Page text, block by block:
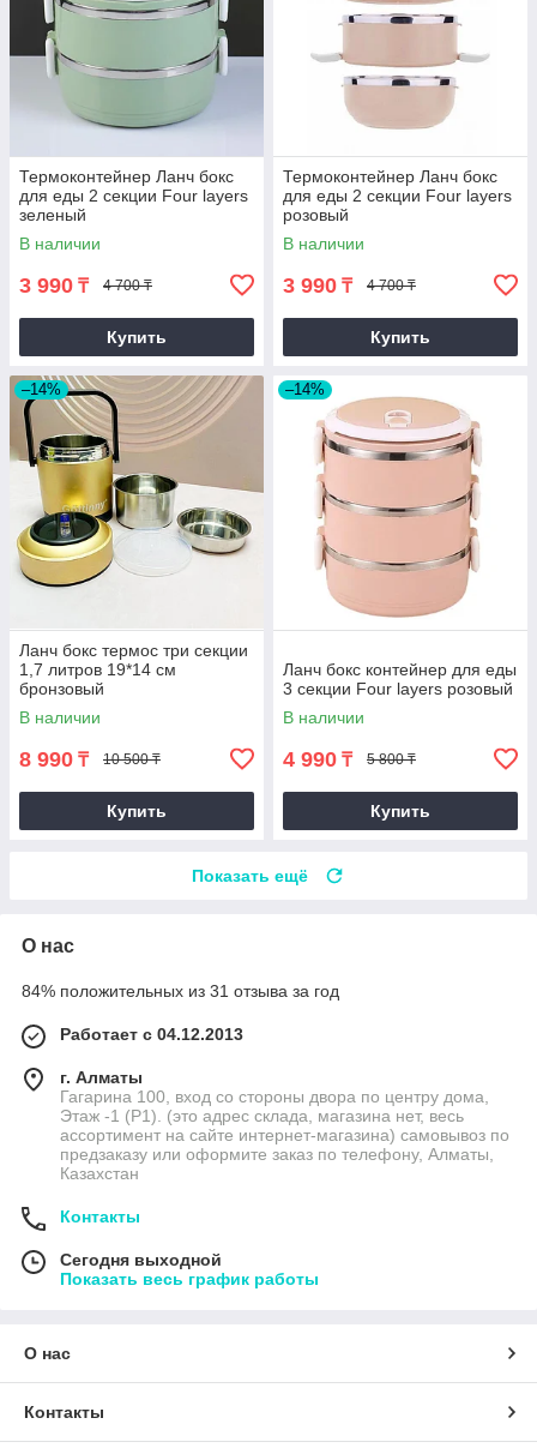
Термоконтейнер Ланч бокс
для еды 2 секции Four layers
зеленый
В наличии
3 990 ₸ 4 700 ₸
Купить
Термоконтейнер Ланч бокс
для еды 2 секции Four layers
розовый
В наличии
3 990 ₸ 4 700 ₸
Купить
–14%
Ланч бокс термос три секции
1,7 литров 19*14 см
бронзовый
В наличии
8 990 ₸ 10 500 ₸
Купить
–14%
Ланч бокс контейнер для еды
3 секции Four layers розовый
В наличии
4 990 ₸ 5 800 ₸
Купить
Показать ещё
О нас
84% положительных из 31 отзыва за год
Работает с 04.12.2013
г. Алматы
Гагарина 100, вход со стороны двора по центру дома,
Этаж -1 (P1). (это адрес склада, магазина нет, весь
ассортимент на сайте интернет-магазина) самовывоз по
предзаказу или оформите заказ по телефону, Алматы,
Казахстан
Контакты
Сегодня выходной
Показать весь график работы
О нас
Контакты